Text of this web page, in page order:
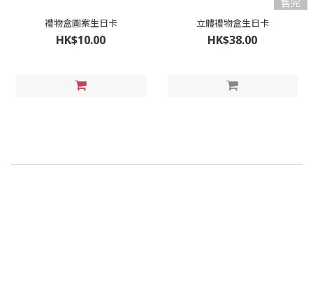
禮物盒圖案生日卡
HK$10.00
立體禮物盒生日卡
HK$38.00